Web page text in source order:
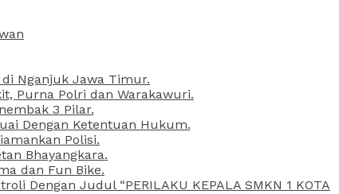
Nganjuk Jawa Timur.
Purna Polri dan Warakawuri.
3 Pilar.
Dengan Ketentuan Hukum.
Polisi.
Bhayangkara.
dan Fun Bike.
Dengan Judul “PERILAKU KEPALA SMKN 1 KOTA